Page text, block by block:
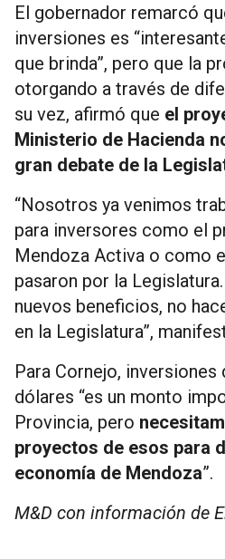
El gobernador remarcó
inversiones es
que brinda”, pero que la
otorgando a través de
su vez, afirmó que el
Ministerio de Hacienda
gran debate de la
“Nosotros ya venimos
para inversores como el
Mendoza Activa o como
pasaron por la
nuevos beneficios, no
en la Legislatura”,
Para Cornejo,
dólares “es un monto
Provincia, pero
proyectos de esos para
economía de Mendoza”.
M&D con información de